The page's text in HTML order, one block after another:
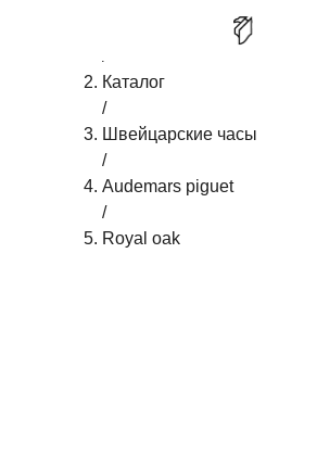
AUDEMARS PIGUET ROYAL OAK
Каталог
/
Швейцарские часы
/
Audemars piguet
/
Royal oak